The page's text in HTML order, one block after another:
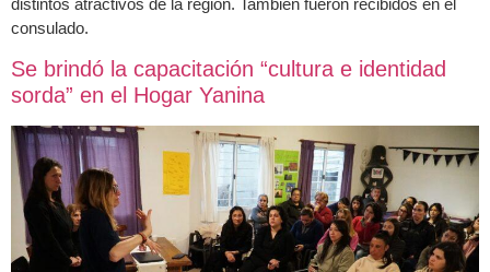
consulado.
Se brindó la capacitación “cultura e identidad
sorda” en el Hogar Yanina